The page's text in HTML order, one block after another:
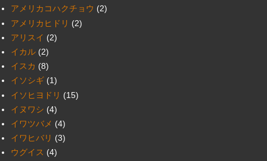
アメリカコハクチョウ (2)
アメリカヒドリ (2)
アリスイ (2)
イカル (2)
イスカ (8)
イソシギ (1)
イソヒヨドリ (15)
イヌワシ (4)
イワツバメ (4)
イワヒバリ (3)
ウグイス (4)